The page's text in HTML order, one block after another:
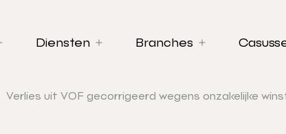
Diensten Branches
Verlies uit VOF gecorrigeerd wegens onzakelijke